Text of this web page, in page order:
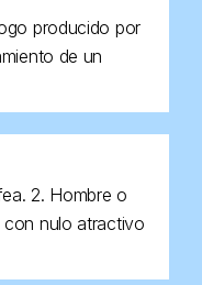
producido por
de un
2. Hombre o
con nulo atractivo